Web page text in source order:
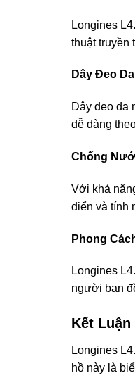
Longines
thuật truyền
Dây Đeo
Dây đeo da
dễ dàng
Chống
Với khả
điển và tính
Phong
Longines
người bạn
Kết Luận
Longines
hồ này là